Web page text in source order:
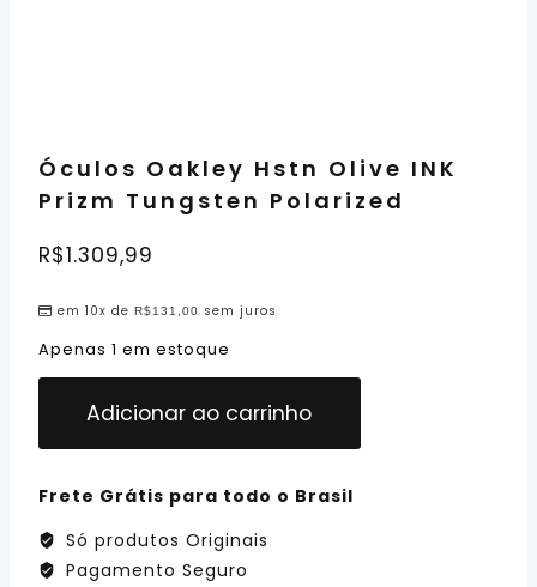
Óculos Oakley Hstn Olive INK
Prizm Tungsten Polarized
R$1.309,99
em 10x de R$131,00 sem juros
Apenas 1 em estoque
Adicionar ao carrinho
Frete Grátis para todo o Brasil
Só produtos Originais
Pagamento Seguro